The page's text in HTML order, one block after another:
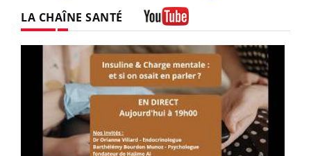
LA CHAÎNE SANTÉ